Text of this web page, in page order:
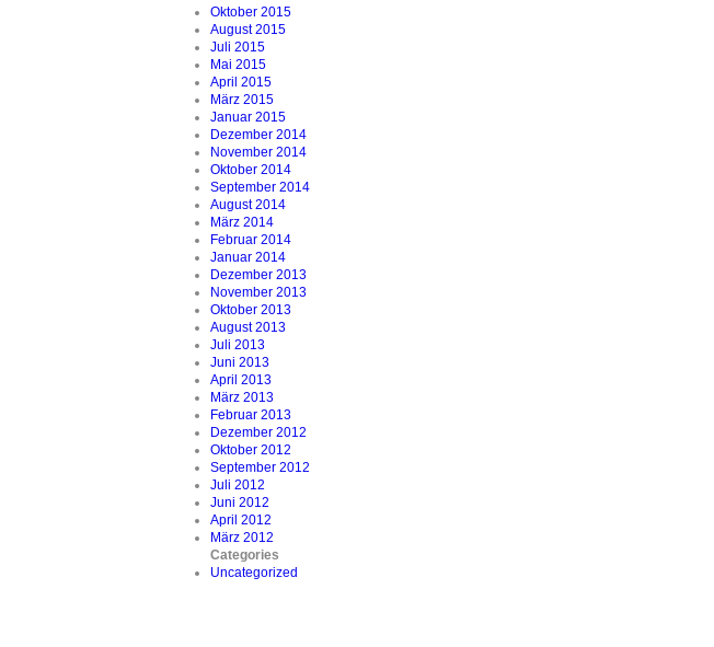
Oktober 2015
August 2015
Juli 2015
Mai 2015
April 2015
März 2015
Januar 2015
Dezember 2014
November 2014
Oktober 2014
September 2014
August 2014
März 2014
Februar 2014
Januar 2014
Dezember 2013
November 2013
Oktober 2013
August 2013
Juli 2013
Juni 2013
April 2013
März 2013
Februar 2013
Dezember 2012
Oktober 2012
September 2012
Juli 2012
Juni 2012
April 2012
März 2012
Categories
Uncategorized